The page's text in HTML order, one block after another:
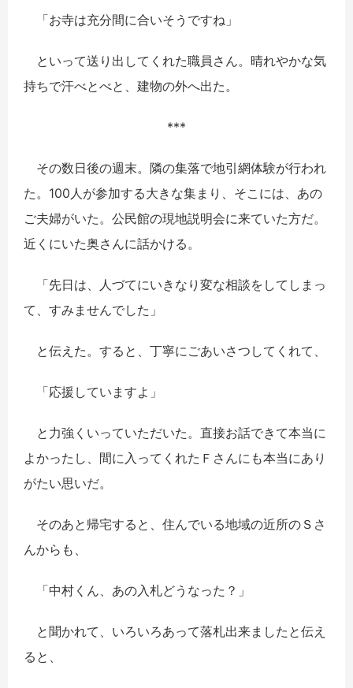
「お寺は充分間に合いそうですね」
といって送り出してくれた職員さん。晴れやかな気
持ちで汗べとべと、建物の外へ出た。
***
その数日後の週末。隣の集落で地引網体験が行われ
た。100人が参加する大きな集まり、そこには、あの
ご夫婦がいた。公民館の現地説明会に来ていた方だ。
近くにいた奥さんに話かける。
「先日は、人づてにいきなり変な相談をしてしまっ
て、すみませんでした」
と伝えた。すると、丁寧にごあいさつしてくれて、
「応援していますよ」
と力強くいっていただいた。直接お話できて本当に
よかったし、間に入ってくれたＦさんにも本当にあり
がたい思いだ。
そのあと帰宅すると、住んでいる地域の近所のＳさ
んからも、
「中村くん、あの入札どうなった？」
と聞かれて、いろいろあって落札出来ましたと伝え
ると、